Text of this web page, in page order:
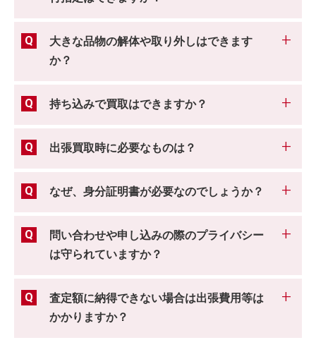
大きな品物の解体や取り外しはできます
か？
持ち込みで買取はできますか？
出張買取時に必要なものは？
なぜ、身分証明書が必要なのでしょうか？
問い合わせや申し込みの際のプライバシー
は守られていますか？
査定額に納得できない場合は出張費用等は
かかりますか？